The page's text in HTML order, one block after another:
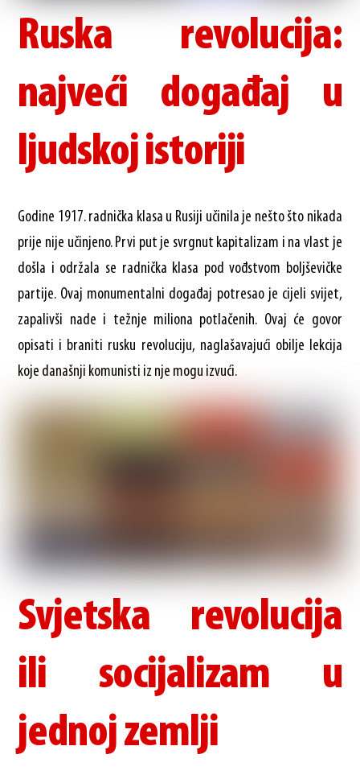
Ruska revolucija:
najveći događaj u
ljudskoj istoriji
Godine 1917. radnička klasa u Rusiji učinila je nešto što nikada
prije nije učinjeno. Prvi put je svrgnut kapitalizam i na vlast je
došla i održala se radnička klasa pod vođstvom boljševičke
partije. Ovaj monumentalni događaj potresao je cijeli svijet,
zapalivši nade i težnje miliona potlačenih. Ovaj će govor
opisati i braniti rusku revoluciju, naglašavajući obilje lekcija
koje današnji komunisti iz nje mogu izvući.
Svjetska revolucija
ili socijalizam u
jednoj zemlji